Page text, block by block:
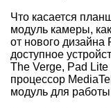
Что касается
модуль камеры,
от нового дизайна
доступное
The Verge, Pad
процессор
модуль для